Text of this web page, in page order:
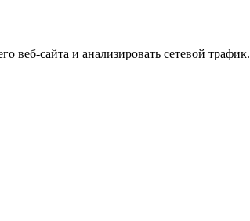
веб-сайта и анализировать сетевой трафик.